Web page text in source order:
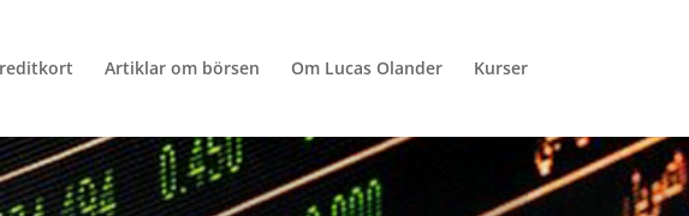
Artiklar om börsen Om Lucas Olander Kurser